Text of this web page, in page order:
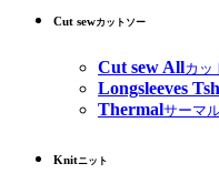
Cut sewカットソー
Cut sew Allカッ
Longsleeves
Thermalサーマ
Knitニット